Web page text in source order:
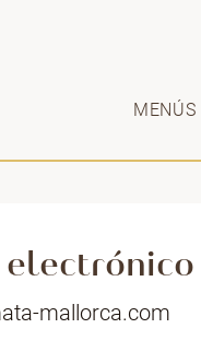
MENÚS
electrónico
mallorca.com